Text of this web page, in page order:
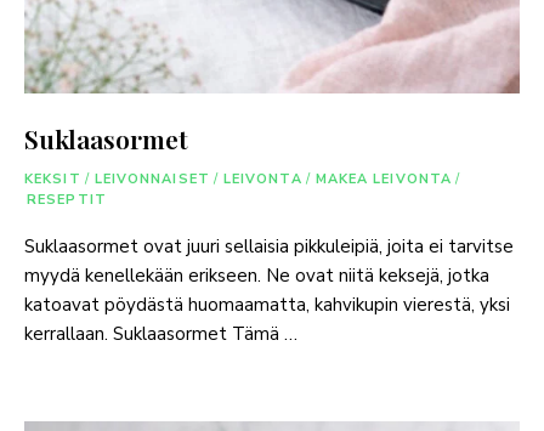
Suklaasormet
KEKSIT / LEIVONNAISET / LEIVONTA / MAKEA LEIVONTA /
RESEPTIT
Suklaasormet ovat juuri sellaisia pikkuleipiä, joita ei tarvitse
myydä kenellekään erikseen. Ne ovat niitä keksejä, jotka
katoavat pöydästä huomaamatta, kahvikupin vierestä, yksi
kerrallaan. Suklaasormet Tämä …